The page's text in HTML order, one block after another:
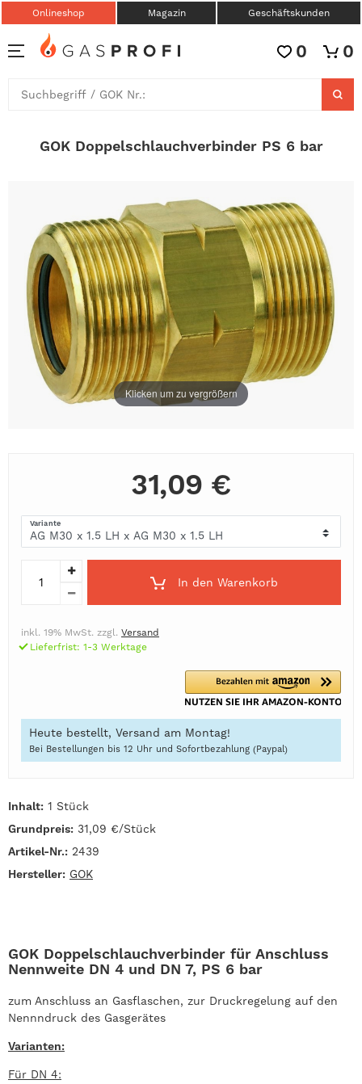
Onlineshop Magazin Geschäftskunden
0 0
GOK Doppelschlauchverbinder PS 6 bar
Klicken um zu vergrößern
Inhalt: 1 Stück
Grundpreis: 31,09 €/Stück
Artikel-Nr.: 2439
Hersteller: GOK
31,09 €
Variante
In den Warenkorb
inkl. 19% MwSt. zzgl. Versand
Lieferfrist: 1-3 Werktage
Heute bestellt, Versand am Montag!
Bei Bestellungen bis 12 Uhr und Sofortbezahlung (Paypal)
GOK Doppelschlauchverbinder für Anschluss
Nennweite DN 4 und DN 7, PS 6 bar
zum Anschluss an Gasflaschen, zur Druckregelung auf den
Nennndruck des Gasgerätes
Varianten:
Für DN 4: